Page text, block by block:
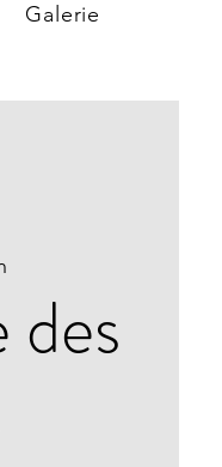
Galerie